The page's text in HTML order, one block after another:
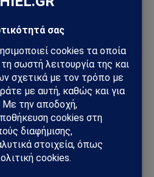
που άναψε φωτιές στη